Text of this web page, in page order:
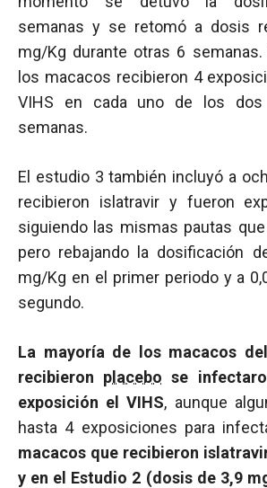
semanas y se retomó a dosis
mg/Kg durante otras 6
los macacos recibieron 4
VIHS en cada uno de los
semanas.
El estudio 3 también incluyó a
recibieron islatravir y fueron
siguiendo las mismas pautas
pero rebajando la dosificación
mg/Kg en el primer periodo y a
segundo.
La mayoría de los macacos
recibieron placebo se
exposición el VIHS, aunque
hasta 4 exposiciones para
macacos que recibieron
y en el Estudio 2 (dosis de 3,9